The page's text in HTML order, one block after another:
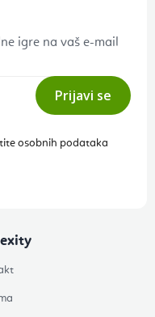
igre na vaš e-mail
Prijavi se
osobnih podataka